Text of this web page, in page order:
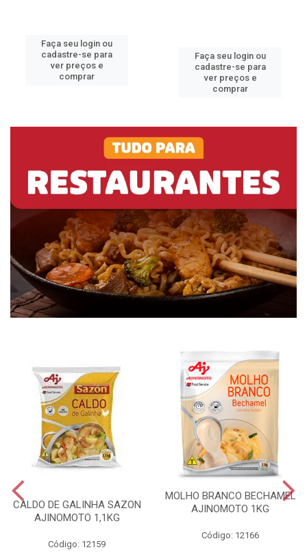
Faça seu login ou
cadastre-se para
ver preços e
comprar
Faça seu login ou
cadastre-se para
ver preços e
comprar
CALDO DE GALINHA SAZON
AJINOMOTO 1,1KG
Código: 12159
MOLHO BRANCO BECHAMEL
AJINOMOTO 1KG
Código: 12166